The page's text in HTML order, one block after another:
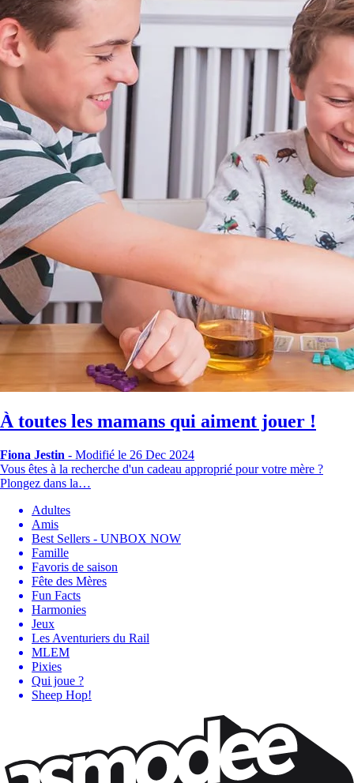
À toutes les mamans qui aiment jouer !
Fiona Jestin - Modifié le 26 Dec 2024
Vous êtes à la recherche d'un cadeau approprié pour votre mère ?
Plongez dans la…
Adultes
Amis
Best Sellers - UNBOX NOW
Famille
Favoris de saison
Fête des Mères
Fun Facts
Harmonies
Jeux
Les Aventuriers du Rail
MLEM
Pixies
Qui joue ?
Sheep Hop!
Restons connectés !